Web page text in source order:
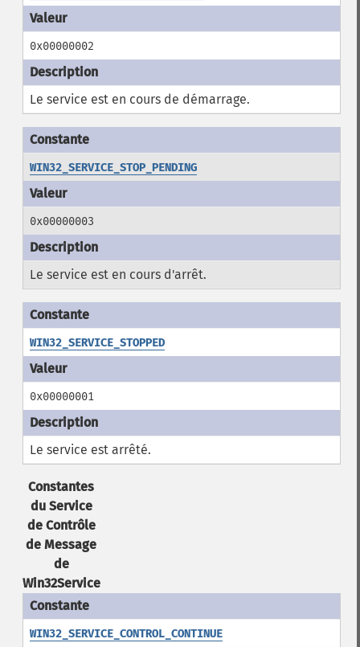
0x00000002
Le service est en cours de démarrage.
WIN32_SERVICE_STOP_PENDING
0x00000003
Le service est en cours d'arrêt.
WIN32_SERVICE_STOPPED
0x00000001
Le service est arrêté.
Constantes
du Service
de Contrôle
de Message
de
Win32Service
WIN32_SERVICE_CONTROL_CONTINUE